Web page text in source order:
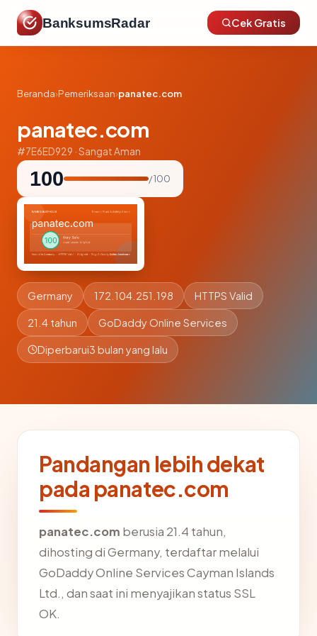
BanksumsRadar Cek Gratis
Beranda›Pemeriksaan›panatec.com
panatec.com
#7E6ED929 · Sangat Aman
100 / 100
Germany 172.104.251.198 HTTPS Valid
21.4 tahun GoDaddy Online Services
Diperbarui3 bulan yang lalu
Pandangan lebih dekat
pada panatec.com
panatec.com berusia 21.4 tahun,
dihosting di Germany, terdaftar melalui
GoDaddy Online Services Cayman Islands
Ltd., dan saat ini menyajikan status SSL
OK.